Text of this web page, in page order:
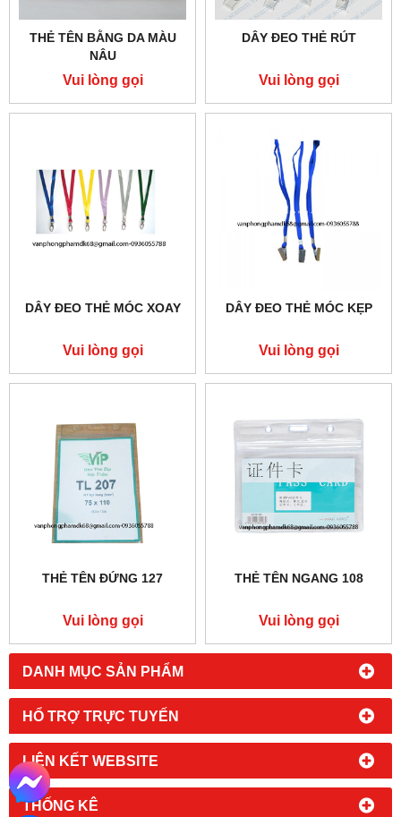
DANH MỤC SẢN PHẨM
HỔ TRỢ TRỰC TUYẾN
LIÊN KẾT WEBSITE
THỐNG KÊ
THẺ TÊN BẰNG DA MÀU
NÂU
Vui lòng gọi
DÂY ĐEO THẺ RÚT
Vui lòng gọi
DÂY ĐEO THẺ MÓC XOAY
Vui lòng gọi
DÂY ĐEO THẺ MÓC KẸP
Vui lòng gọi
THẺ TÊN ĐỨNG 127
Vui lòng gọi
THẺ TÊN NGANG 108
Vui lòng gọi